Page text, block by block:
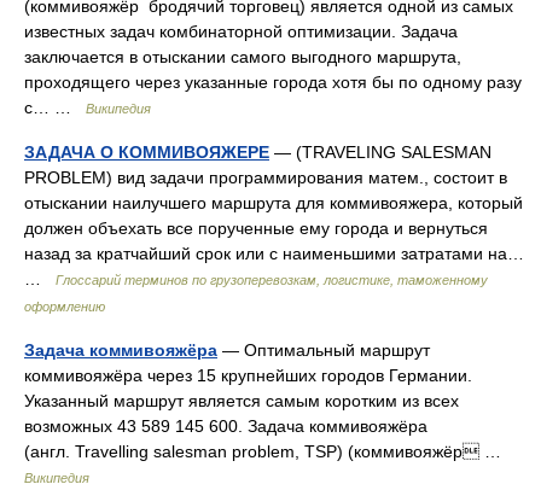
(коммивояжёр бродячий торговец) является одной из самых
известных задач комбинаторной оптимизации. Задача
заключается в отыскании самого выгодного маршрута,
проходящего через указанные города хотя бы по одному разу
с… …
Википедия
ЗАДАЧА О КОММИВОЯЖЕРЕ — (TRAVELING SALESMAN
PROBLEM) вид задачи программирования матем., состоит в
отыскании наилучшего маршрута для коммивояжера, который
должен объехать все порученные ему города и вернуться
назад за кратчайший срок или с наименьшими затратами на…
Глоссарий терминов по грузоперевозкам, логистике, таможенному
оформлению
Задача коммивояжёра — Оптимальный маршрут
коммивояжёра через 15 крупнейших городов Германии.
Указанный маршрут является самым коротким из всех
возможных 43 589 145 600. Задача коммивояжёра
(англ. Travelling salesman problem, TSP) (коммивояжёр …
Википедия